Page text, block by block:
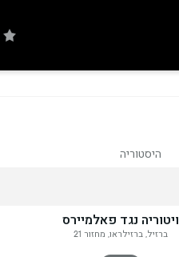
היסטוריה
ויטוריה נגד פאלמיירס
ברזיל, ברזילראו, מחזור 21